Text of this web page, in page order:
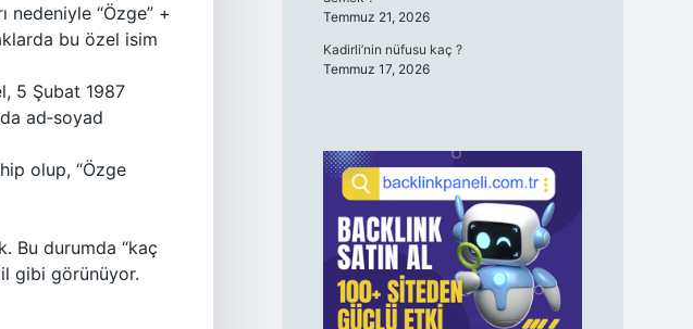
nedeniyle “Özge” +
bu özel isim
5 Şubat 1987
ad‑soyad
olup, “Özge
Bu durumda “kaç
gibi görünüyor.
Temmuz 21, 2026
Kadirli’nin nüfusu kaç ?
Temmuz 17, 2026